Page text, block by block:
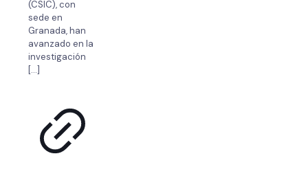
(CSIC), con
sede en
Granada, han
avanzado en la
investigación
[…]